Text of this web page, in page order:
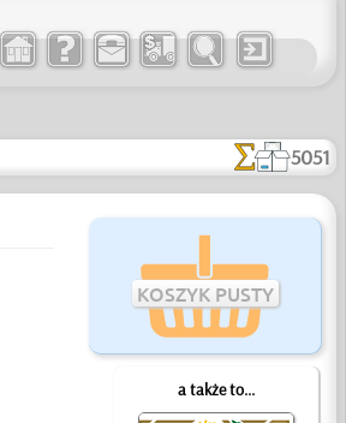
5051
KOSZYK PUSTY
a także to...